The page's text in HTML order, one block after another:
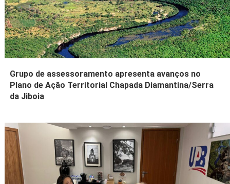
Grupo de assessoramento apresenta avanços no
Plano de Ação Territorial Chapada Diamantina/Serra
da Jiboia